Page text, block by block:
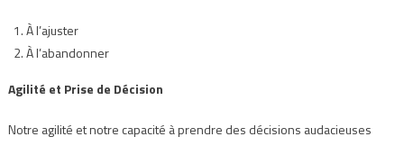
À l’ajuster
À l’abandonner
Agilité et Prise de Décision
Notre agilité et notre capacité à prendre des décisions audacieuses